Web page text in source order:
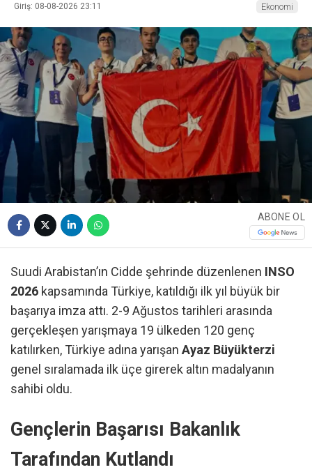
Giriş: 08-08-2026 23:11 Ekonomi
ABONE OL
Suudi Arabistan’ın Cidde şehrinde düzenlenen INSO
2026 kapsamında Türkiye, katıldığı ilk yıl büyük bir
başarıya imza attı. 2-9 Ağustos tarihleri arasında
gerçekleşen yarışmaya 19 ülkeden 120 genç
katılırken, Türkiye adına yarışan Ayaz Büyükterzi
genel sıralamada ilk üçe girerek altın madalyanın
sahibi oldu.
Gençlerin Başarısı Bakanlık
Tarafından Kutlandı